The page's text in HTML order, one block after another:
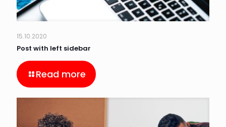
15.10.2020
Post with left sidebar
Read more